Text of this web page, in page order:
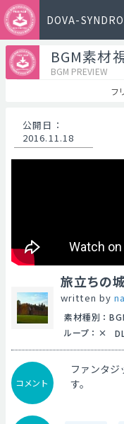
DOVA-
BGM素材
BGM PREVIEW
フ
公開日 ：
2016.11.18
旅立ちの城
written by
素材種別 ：
ループ ：
コメント
ファンタ
す。